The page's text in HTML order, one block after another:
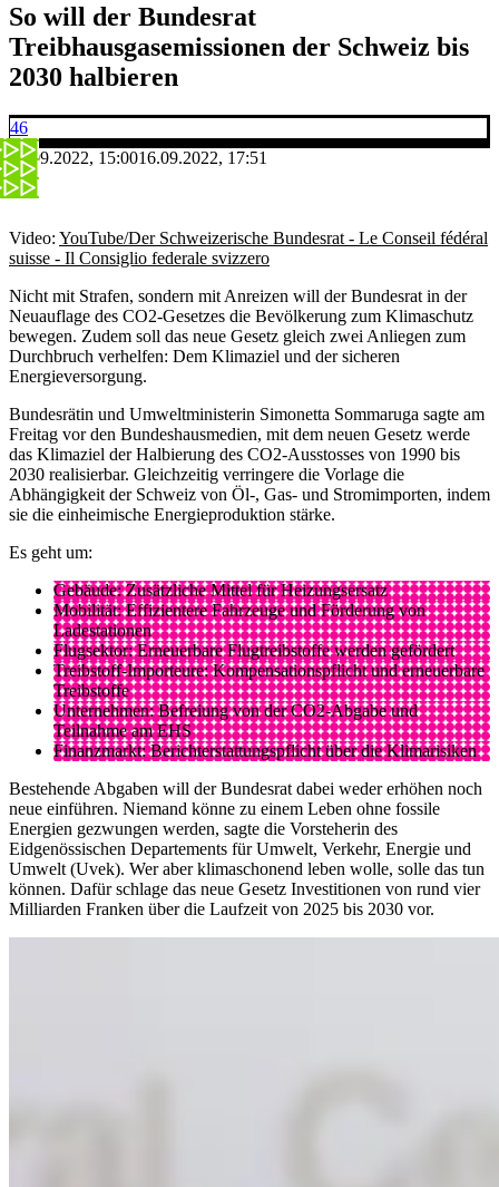
So will der Bundesrat
Treibhausgasemissionen der Schweiz bis
2030 halbieren
46
16.09.2022, 15:0016.09.2022, 17:51
Video: YouTube/Der Schweizerische Bundesrat - Le Conseil fédéral
suisse - Il Consiglio federale svizzero
Nicht mit Strafen, sondern mit Anreizen will der Bundesrat in der
Neuauflage des CO2-Gesetzes die Bevölkerung zum Klimaschutz
bewegen. Zudem soll das neue Gesetz gleich zwei Anliegen zum
Durchbruch verhelfen: Dem Klimaziel und der sicheren
Energieversorgung.
Bundesrätin und Umweltministerin Simonetta Sommaruga sagte am
Freitag vor den Bundeshausmedien, mit dem neuen Gesetz werde
das Klimaziel der Halbierung des CO2-Ausstosses von 1990 bis
2030 realisierbar. Gleichzeitig verringere die Vorlage die
Abhängigkeit der Schweiz von Öl-, Gas- und Stromimporten, indem
sie die einheimische Energieproduktion stärke.
Es geht um:
Gebäude: Zusätzliche Mittel für Heizungsersatz
Mobilität: Effizientere Fahrzeuge und Förderung von
Ladestationen
Flugsektor: Erneuerbare Flugtreibstoffe werden gefördert
Treibstoff-Importeure: Kompensationspflicht und erneuerbare
Treibstoffe
Unternehmen: Befreiung von der CO2-Abgabe und
Teilnahme am EHS
Finanzmarkt: Berichterstattungspflicht über die Klimarisiken
Bestehende Abgaben will der Bundesrat dabei weder erhöhen noch
neue einführen. Niemand könne zu einem Leben ohne fossile
Energien gezwungen werden, sagte die Vorsteherin des
Eidgenössischen Departements für Umwelt, Verkehr, Energie und
Umwelt (Uvek). Wer aber klimaschonend leben wolle, solle das tun
können. Dafür schlage das neue Gesetz Investitionen von rund vier
Milliarden Franken über die Laufzeit von 2025 bis 2030 vor.